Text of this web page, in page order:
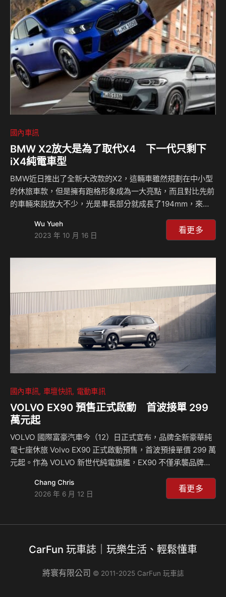
車」國內外大獎肯定！Kia EV9同時更榮獲2024年德國年度風
雲車大獎GCOTY(German Car Of The Year)…
國內車訊
BMW X2放大是為了取代X4 下一代只剩下
iX4純電車型
BMW近日推出了全新大改款的X2，這輛車雖然規劃在中小型
的休旅車款，但是擁有跑格形象成為一大亮點，而且對比先前
的車輛來說放大不少，光是車長部分就成長了194mm，來到
取代X4的定位，因為X4的下一代車款很可能只剩下純電車型
iX4而已，如果想要購買燃油動力的話就只能往下選擇X2或是
是至少兩者更為接近，就連造型方面也同樣都是跑格運動姿態
設計，而根據消息指出這是因為X4即將被…
Wu Yueh
2023 年 10 月 16 日
看更多
國內車訊 車壇快訊 電動車訊
VOLVO EX90 預售正式啟動 首波接單 299
萬元起
VOLVO 國際富豪汽車今（12）日正式宣布，品牌全新豪華純
電七座休旅 Volvo EX90 正式啟動預售，首波預接單價 299 萬
元起。作為 VOLVO 新世代純電旗艦，EX90 不僅承襲品牌近
航、800V 高壓電能架構與軟體定義車輛的能力，回應現代菁
英家庭對豪華、安心與多功能移動的全新期待。 Volvo EX90
（World Luxury Car） 」殊榮；此次將 EX90 引進台灣市
徵品牌以新世代…
Chang Chris
2026 年 6 月 12 日
看更多
CarFun 玩車誌｜玩樂生活、輕鬆懂車
將寰有限公司 © 2011-2025 CarFun 玩車誌